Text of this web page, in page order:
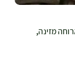
מזינה,